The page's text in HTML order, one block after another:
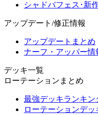
シャドバフェス･新
アップデート/修正情報
アップデートまとめ
ナーフ・アッパー情
デッキ一覧
ローテーションまとめ
最強デッキランキン
ローテーションデッ